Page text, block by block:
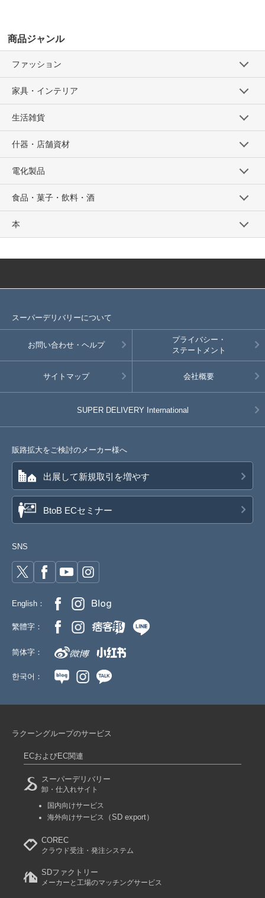
商品ジャンル
ファッション
家具・インテリア
生活雑貨
什器・店舗資材
電化製品
食品・菓子・飲料・酒
本
スーパーデリバリーについて
お問い合わせ・ヘルプ
プライバシー・
ステートメント
サイトマップ 会社概要
SUPER DELIVERY International
販路拡大をご検討のメーカー様へ
出展して新規取引を増やす
BtoB ECセミナー
SNS
English：
繁體字：
简体字：
한국어：
ラクーングループのサービス
ECおよびEC関連
スーパーデリバリー
卸・仕入れサイト
国内向けサービス
海外向けサービス
（SD export）
COREC
クラウド受注・発注システム
SDファクトリー
メーカーと工場のマッチングサービス